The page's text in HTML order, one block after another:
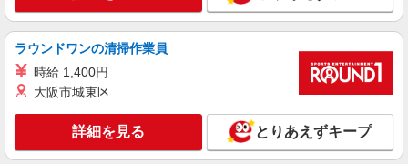
ラウンドワンの清掃作業員
時給 1,400円
大阪市城東区
詳細を見る とりあえずキープ